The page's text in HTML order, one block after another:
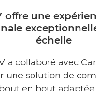
et témoignages
offre une
échelle
a collaboré avec
une solution de
en bout adaptée